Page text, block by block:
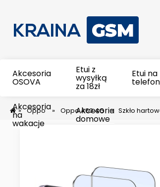
Akcesoria
OSOVA
Etui z
wysyłką
za 18zł
Etui na
telefon
Akcesoria
na
wakacje
Akcesoria
domowe
» Oppo » Oppo A60 4G » Szkło